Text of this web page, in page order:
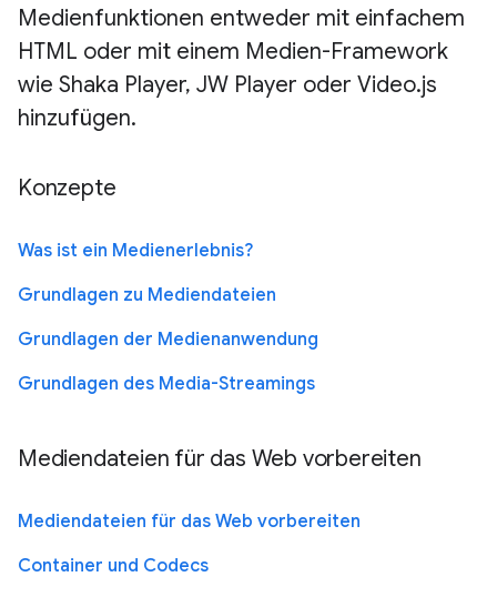
Medienfunktionen entweder mit einfachem
HTML oder mit einem Medien-Framework
wie Shaka Player, JW Player oder Video.js
hinzufügen.
Konzepte
Was ist ein Medienerlebnis?
Grundlagen zu Mediendateien
Grundlagen der Medienanwendung
Grundlagen des Media-Streamings
Mediendateien für das Web vorbereiten
Mediendateien für das Web vorbereiten
Container und Codecs